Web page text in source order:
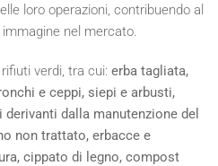
loro operazioni, contribuendo al
nel mercato.
verdi, tra cui: erba tagliata,
e ceppi, siepi e arbusti,
dalla manutenzione del
non trattato, erbacce e
cippato di legno, compost